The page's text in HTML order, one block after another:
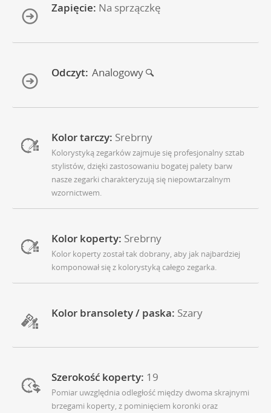
Zapięcie: Na sprzączkę
Odczyt: Analogowy
Kolor tarczy: Srebrny
Kolorystyką zegarków zajmuje się profesjonalny sztab
stylistów, dzięki zastosowaniu bogatej palety barw
nasze zegarki charakteryzują się niepowtarzalnym
wzornictwem.
Kolor koperty: Srebrny
Kolor koperty został tak dobrany, aby jak najbardziej
komponował się z kolorystyką całego zegarka.
Kolor bransolety / paska: Szary
Szerokość koperty: 19
Pomiar uwzględnia odległość między dwoma skrajnymi
brzegami koperty, z pominięciem koronki oraz